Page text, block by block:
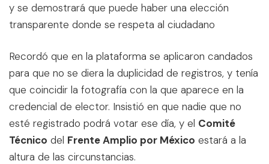
y se demostrará que puede haber una elección
transparente donde se respeta al ciudadano
Recordó que en la plataforma se aplicaron candados
para que no se diera la duplicidad de registros, y tenía
que coincidir la fotografía con la que aparece en la
credencial de elector. Insistió en que nadie que no
esté registrado podrá votar ese día, y el Comité
Técnico del Frente Amplio por México estará a la
altura de las circunstancias.